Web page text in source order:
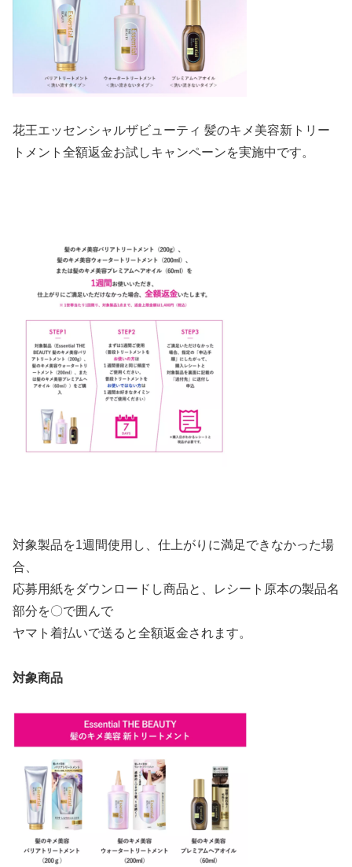
花王エッセンシャルザビューティ 髪のキメ美容新トリー
トメント 全額返金お試しキャンペーンを実施中です。
対象製品を1週間使用し、仕上がりに満足できなかった場
合、
応募用紙をダウンロードし商品と、レシート原本の製品名
部分を〇で囲んで
ヤマト着払いで送ると全額返金されます。
対象商品